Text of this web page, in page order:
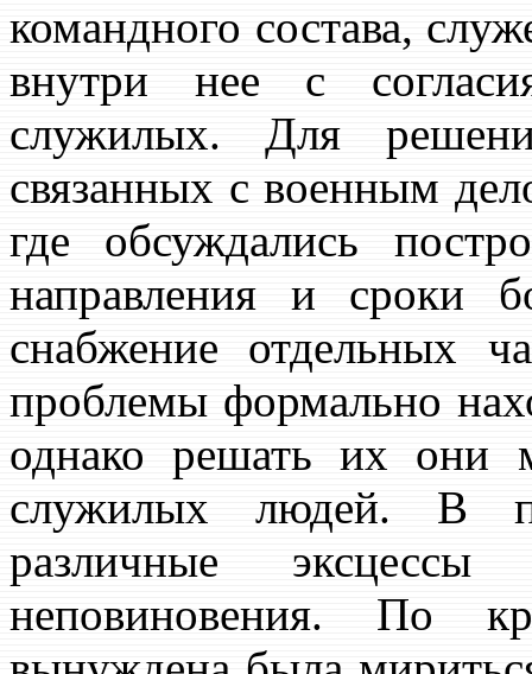
командного состава,
внутри нее с
служилых. Для
связанных с военным
где обсуждались
направления и сроки
снабжение отдельных
проблемы формально
однако решать их они
служилых людей. В
различные
неповиновения. По